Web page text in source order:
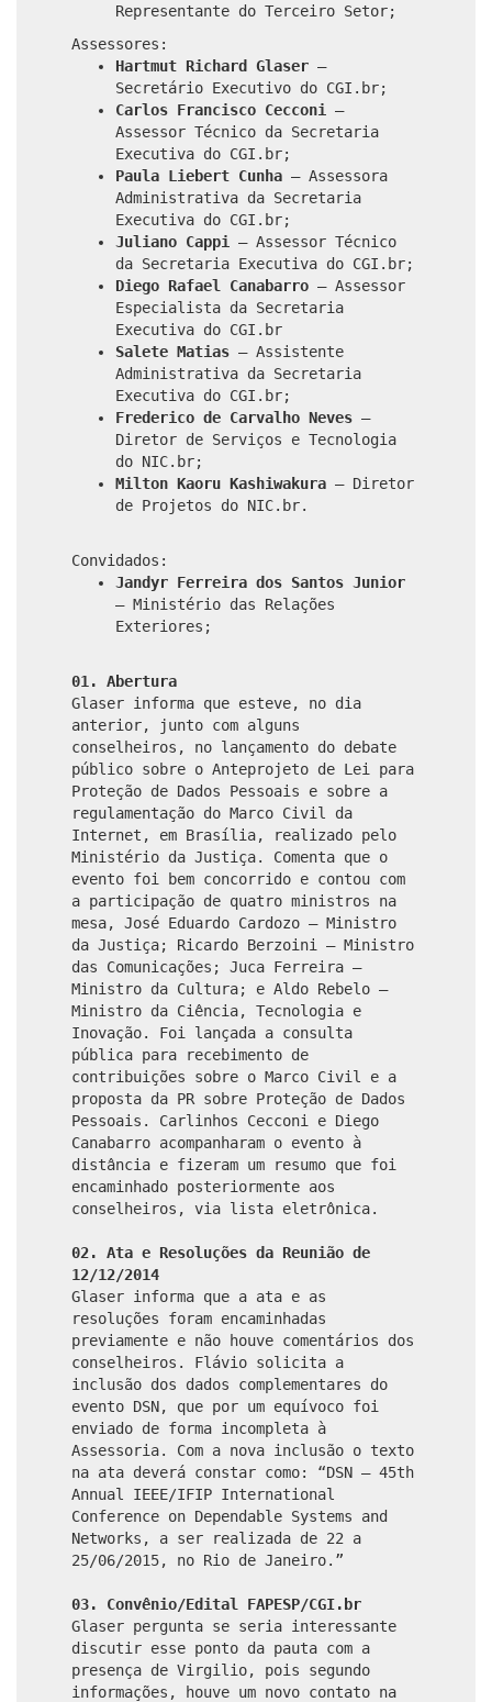
Representante do Terceiro Setor;
Assessores:
Hartmut Richard Glaser –
Secretário Executivo do CGI.br;
Carlos Francisco Cecconi
–
Assessor Técnico da Secretaria
Executiva do CGI.br;
Paula Liebert Cunha – Assessora
Administrativa da Secretaria
Executiva do CGI.br;
Juliano Cappi
– Assessor Técnico
da Secretaria Executiva do CGI.br;
Diego Rafael Canabarro – Assessor
Especialista da Secretaria
Executiva do CGI.br
Salete Matias – Assistente
Administrativa da Secretaria
Executiva do CGI.br;
Frederico de Carvalho Neves –
Diretor de Serviços e Tecnologia
do NIC.br;
Milton Kaoru Kashiwakura – Diretor
de Projetos do NIC.br.
Convidados:
Jandyr Ferreira dos Santos Junior
– Ministério das Relações
Exteriores;
01. Abertura
Glaser informa que esteve, no dia
anterior, junto com alguns
conselheiros, no lançamento do debate
público sobre o Anteprojeto de Lei para
Proteção de Dados Pessoais e sobre a
regulamentação do Marco Civil da
Internet, em Brasília, realizado pelo
Ministério da Justiça. Comenta que o
evento foi bem concorrido e contou com
a participação de quatro ministros na
mesa, José Eduardo Cardozo – Ministro
da Justiça; Ricardo Berzoini – Ministro
das Comunicações; Juca Ferreira –
Ministro da Cultura; e Aldo Rebelo –
Ministro da Ciência, Tecnologia e
Inovação. Foi lançada a consulta
pública para recebimento de
contribuições sobre o Marco Civil e a
proposta da PR sobre Proteção de Dados
Pessoais. Carlinhos Cecconi e Diego
Canabarro acompanharam o evento à
distância e fizeram um resumo que foi
encaminhado posteriormente aos
conselheiros, via lista eletrônica.
02. Ata e Resoluções da Reunião de
12/12/2014
Glaser informa que a ata e as
resoluções foram encaminhadas
previamente e não houve comentários dos
conselheiros. Flávio solicita a
inclusão dos dados complementares do
evento DSN, que por um equívoco foi
enviado de forma incompleta à
Assessoria. Com a nova inclusão o texto
na ata deverá constar como: “DSN – 45th
Annual IEEE/IFIP International
Conference on Dependable Systems and
Networks, a ser realizada de 22 a
25/06/2015, no Rio de Janeiro.”
03. Convênio/Edital FAPESP/CGI.br
Glaser pergunta se seria interessante
discutir esse ponto da pauta com a
presença de Virgilio, pois segundo
informações, houve um novo contato na